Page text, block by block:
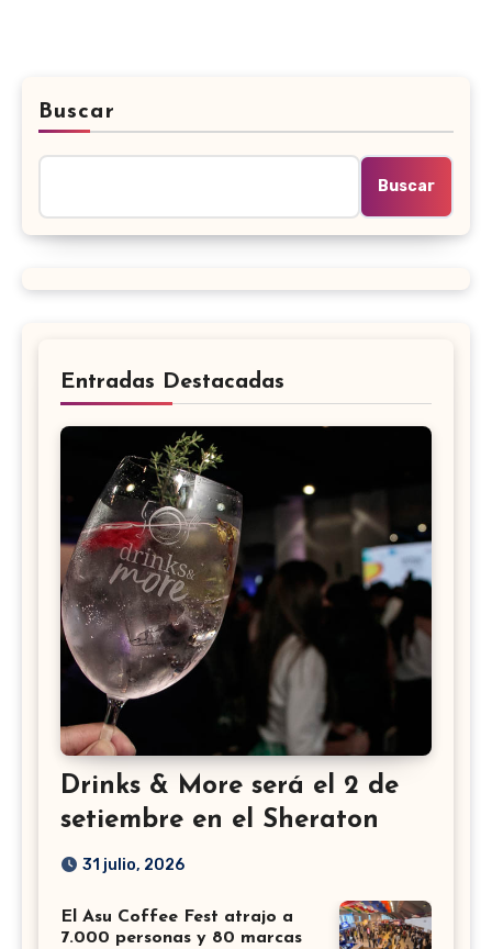
Buscar
Buscar
Entradas Destacadas
Drinks & More será el 2 de
setiembre en el Sheraton
31 julio, 2026
El Asu Coffee Fest atrajo a
7.000 personas y 80 marcas